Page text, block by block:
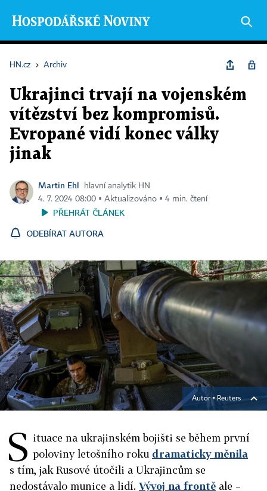
HN.cz › Archiv
Ukrajinci trvají na vojenském
vítězství bez kompromisů.
Evropané vidí konec války
jinak
Martin Ehl
hlavní analytik HN
4. 7. 2024 08:00 ▪ Aktualizováno ▪ 4 min. čtení
PŘEHRÁT ČLÁNEK
ODEBÍRAT AUTORA
Autor ▪ Reuters
S ituace na ukrajinském bojišti se během první
poloviny letošního roku dramaticky měnila
s tím, jak Rusové útočili a Ukrajincům se
nedostávalo munice a lidí. Vývoj na frontě ale –